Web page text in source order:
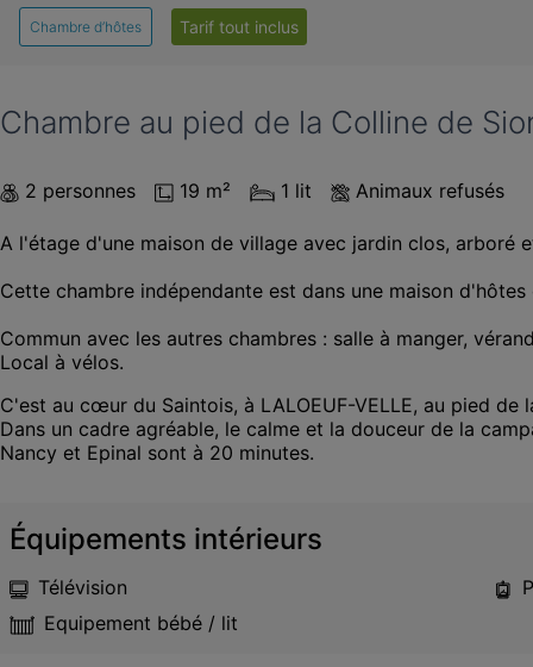
Chambre d’hôtes Tarif tout inclus
Chambre au pied de la Colline de
2 personnes 19 m² 1 lit Animaux refusés
A l'étage d'une maison de village avec jardin clos, arboré
Cette chambre indépendante est dans une maison
Commun avec les autres chambres : salle à manger,
Local à vélos.
C'est au cœur du Saintois, à LALOEUF-VELLE, au pied
Dans un cadre agréable, le calme et la douceur de la
Nancy et Epinal sont à 20 minutes.
Équipements intérieurs
Télévision
Equipement bébé / lit